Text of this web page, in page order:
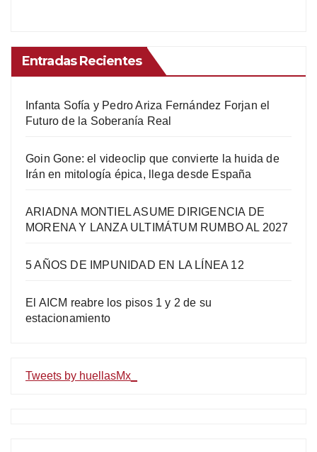
Entradas Recientes
Infanta Sofía y Pedro Ariza Fernández Forjan el
Futuro de la Soberanía Real
Goin Gone: el videoclip que convierte la huida de
Irán en mitología épica, llega desde España
ARIADNA MONTIEL ASUME DIRIGENCIA DE
MORENA Y LANZA ULTIMÁTUM RUMBO AL 2027
5 AÑOS DE IMPUNIDAD EN LA LÍNEA 12
El AICM reabre los pisos 1 y 2 de su
estacionamiento
Tweets by huellasMx_